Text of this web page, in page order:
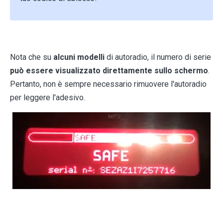
Nota che su alcuni modelli di autoradio, il numero di serie
può essere visualizzato direttamente sullo schermo.
Pertanto, non è sempre necessario rimuovere l'autoradio
per leggere l'adesivo.